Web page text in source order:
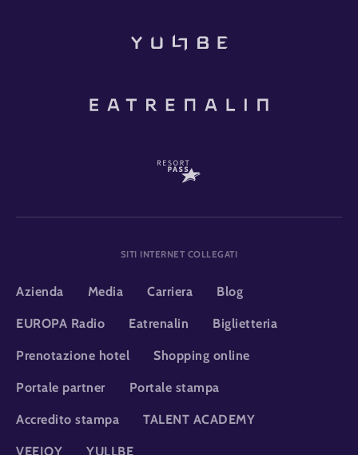
SITI INTERNET COLLEGATI
Azienda Media Carriera Blog
EUROPA Radio Eatrenalin Biglietteria
Prenotazione hotel Shopping online
Portale partner Portale stampa
Accredito stampa TALENT ACADEMY
VEEJOY YULLBE